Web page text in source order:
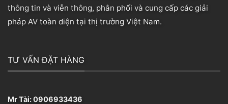
thông tin và viễn thông, phân phối và cung cấp các giải
pháp AV toàn diện tại thị trường Việt Nam.
TƯ VẤN ĐẶT HÀNG
Mr Tài:0906933436